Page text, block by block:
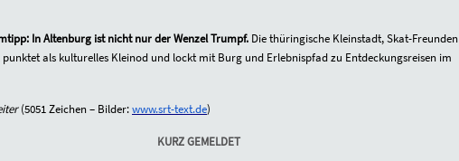
In Altenburg ist nicht nur der Wenzel Trumpf. Die thüringische Kleinstadt, Skat-Freunden
punktet als kulturelles Kleinod und lockt mit Burg und Erlebnispfad zu Entdeckungsreisen im
(5051Zeichen – Bilder:www.srt-text.de)
KURZ GEMELDET